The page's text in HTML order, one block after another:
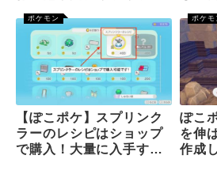
ポケモン
【ぽこポケ】スプリンク
ラーのレシピはショップ
で購入！大量に入手する
ポケモ
ぽこ
を伸
作成